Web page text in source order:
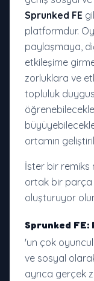
Sprunked FE
platformdur.
paylaşmaya,
etkileşime
zorluklara ve
topluluk
ortamın
İster bir remiks
ortak bir parça
oluşturuyor
Sprunked FE:
'un çok
ve sosyal
ayrıca gerçek